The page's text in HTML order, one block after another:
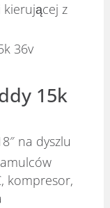
kierującej z
36v
15k
na dyszlu
kompresor,